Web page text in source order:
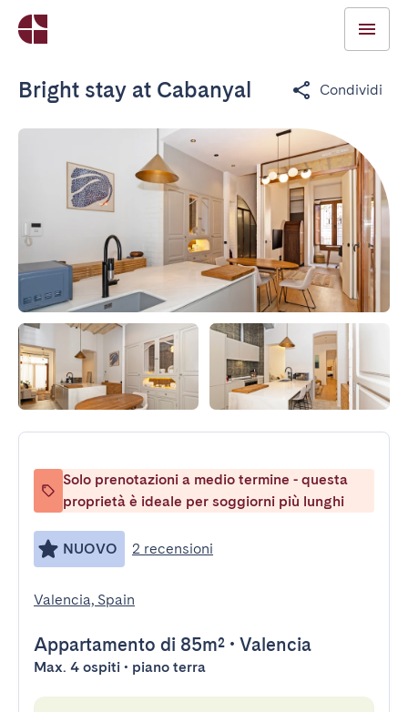
Bright stay at Cabanyal Condividi
Solo prenotazioni a medio termine - questa
proprietà è ideale per soggiorni più lunghi
NUOVO 2 recensioni
Valencia, Spain
Appartamento di 85m² • Valencia
Max. 4 ospiti • piano terra